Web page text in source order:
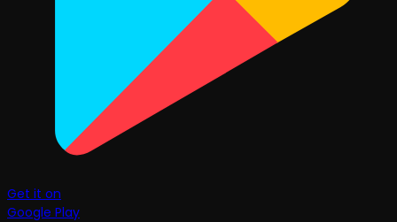
Get it on
Google Play